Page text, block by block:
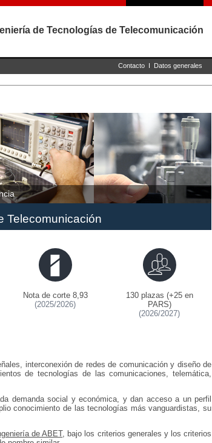
de Tecnologías de Telecomunicación
Contacto I Datos generales
Telecomunicación
Nota de corte 8,93
(2025/2026)
130 plazas (+25 en
PARS)
(2026/2027)
interconexión de redes de comunicación y diseño de
de tecnologías de las comunicaciones, telemática,
demanda social y económica, y dan acceso a un perfil
conocimiento de las tecnologías más vanguardistas, su
de ABET, bajo los criterios generales y los criterios